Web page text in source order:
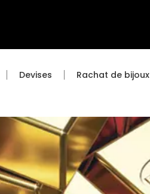
Devises Rachat de bijoux